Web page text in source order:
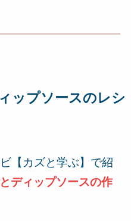
ップソースのレシ
【カズと学ぶ】で紹
ディップソースの作